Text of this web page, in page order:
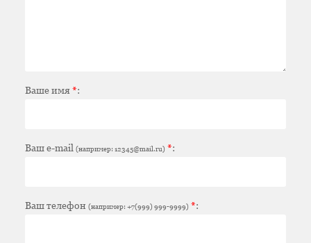
Ваше имя*:
Ваш e-mail (например: 12345@mail.ru) *:
Ваш телефон (например: +7(999) 999-9999) *: